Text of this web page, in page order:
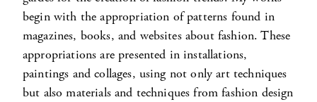
begin with the appropriation of patterns found in
magazines, books, and websites about fashion. These
appropriations are presented in installations,
paintings and collages, using not only art techniques
but also materials and techniques from fashion design